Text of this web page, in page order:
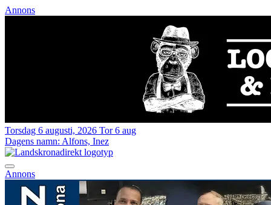
Annons
Torsdag 6 augusti, 2026 Tor 6 aug
Dagens namn: Alfons, Inez
Annons